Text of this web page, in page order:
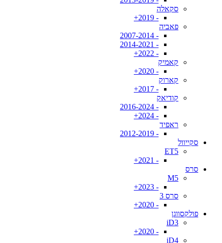
סקאלה
- 2019+
פאביה
- 2007-2014
- 2014-2021
- 2022+
קאמיק
- 2020+
קארוק
- 2017+
קודיאק
- 2016-2024
- 2024+
ראפיד
- 2012-2019
סקייוול
ET5
- 2021+
סרס
M5
- 2023+
סרס 3
- 2020+
פולקסווגן
iD3
- 2020+
iD4